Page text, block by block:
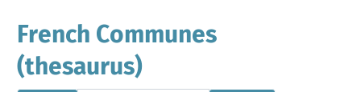
French Communes
(thesaurus)